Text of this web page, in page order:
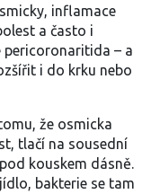
, inflamace
a často i
pericoronaritida – a
i do krku nebo
že osmicka
tlačí na sousední
kouskem dásně.
bakterie se tam